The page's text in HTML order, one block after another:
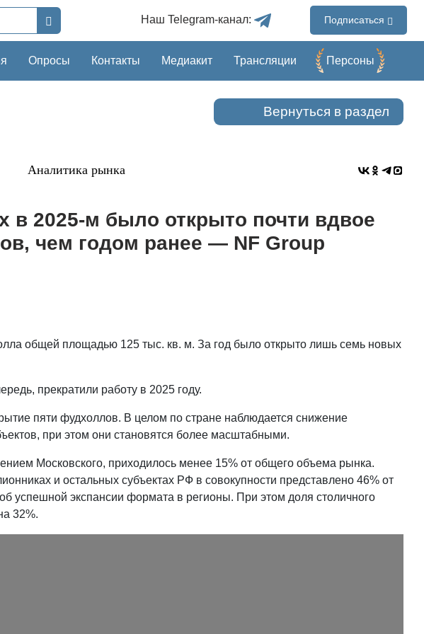
Наш Telegram-канал: Подписаться
Опросы Контакты Медиакит Трансляции Перcоны
Вернуться в раздел
Аналитика рынка
в 2025-м было открыто почти вдвое
чем годом ранее — NF Group
общей площадью 125 тыс. кв. м. За год было открыто лишь семь новых
прекратили работу в 2025 году.
пяти фудхоллов. В целом по стране наблюдается снижение
при этом они становятся более масштабными.
Московского, приходилось менее 15% от общего объема рынка.
и остальных субъектах РФ в совокупности представлено 46% от
успешной экспансии формата в регионы. При этом доля столичного
32%.